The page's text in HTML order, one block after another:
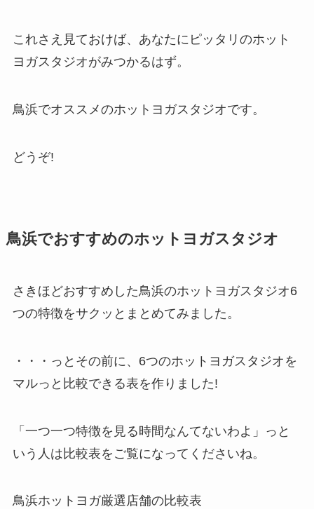
これさえ見ておけば、あなたにピッタリのホット
ヨガスタジオがみつかるはず。
鳥浜でオススメのホットヨガスタジオです。
どうぞ!
鳥浜でおすすめのホットヨガスタジオ
さきほどおすすめした鳥浜のホットヨガスタジオ6
つの特徴をサクッとまとめてみました。
・・・っとその前に、6つのホットヨガスタジオを
マルっと比較できる表を作りました!
「一つ一つ特徴を見る時間なんてないわよ」っと
いう人は比較表をご覧になってくださいね。
鳥浜ホットヨガ厳選店舗の比較表